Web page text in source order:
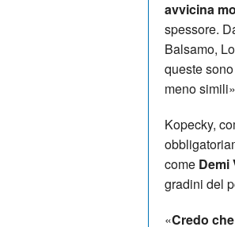
avvicina
spessore.
Balsamo,
queste
meno
Kopecky,
come Demi
gradini del
«Credo